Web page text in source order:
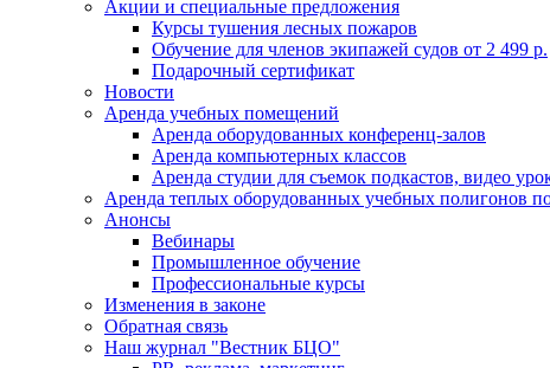
Акции и специальные предложения
Курсы тушения лесных пожаров
Обучение для членов экипажей судов от 2 499 р.
Подарочный сертификат
Новости
Аренда учебных помещений
Аренда оборудованных конференц-залов
Аренда компьютерных классов
Аренда студии для съемок подкастов, видео
Аренда теплых оборудованных учебных полигонов
Анонсы
Вебинары
Промышленное обучение
Профессиональные курсы
Изменения в законе
Обратная связь
Наш журнал "Вестник БЦО"